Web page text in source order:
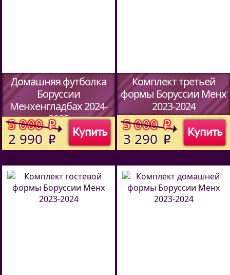
Домашняя футболка
Боруссии
Менхенгладбах 2024-
2025
(Код:513970114 Купить
5 000o
2 990 o
Комплект третьей
формы Боруссии Менх
2023-2024
(Код:00)
Купить
5 000o
3 290 o